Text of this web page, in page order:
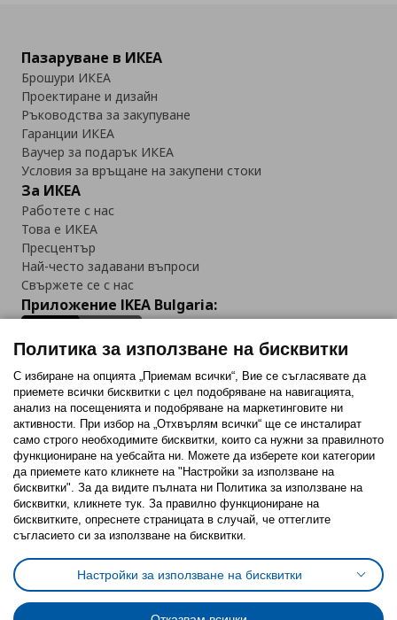
Пазаруване в ИКЕА
Брошури ИКЕА
Проектиране и дизайн
Ръководства за закупуване
Гаранции ИКЕА
Ваучер за подарък ИКЕА
Условия за връщане на закупени стоки
За ИКЕА
Работете с нас
Това е ИКЕА
Пресцентър
Най-често задавани въпроси
Свържете се с нас
Приложение IKEA Bulgaria:
Последвайте ни:
FacebookTwitterYoutubePinterestInstagram
Политика за използване на бисквитки (Cookies)
Избор на настройки за използване на бисквитки
Условия за ползване на ikea.bgОбща политика за личните данни
Политика за защита на личните данни на ikea.bg
Общи условия на програма IKEA Family
Политика за използване на бисквитки
С избиране на опцията „Приемам всички“, Вие се съгласявате да
приемете всички бисквитки с цел подобряване на навигацията,
анализ на посещенията и подобряване на маркетинговите ни
активности. При избор на „Отхвърлям всички“ ще се инсталират
само строго необходимитe бисквитки, които са нужни за правилното
функциониране на уебсайта ни. Можете да изберете кои категории
да приемете като кликнете на "Настройки за използване на
бисквитки". За да видите пълната ни Политика за използване на
бисквитки, кликнете тук. За правилно функциониране на
бисквитките, опреснете страницата в случай, че оттеглите
съгласието си за използване на бисквитки.
Настройки за използване на бисквитки